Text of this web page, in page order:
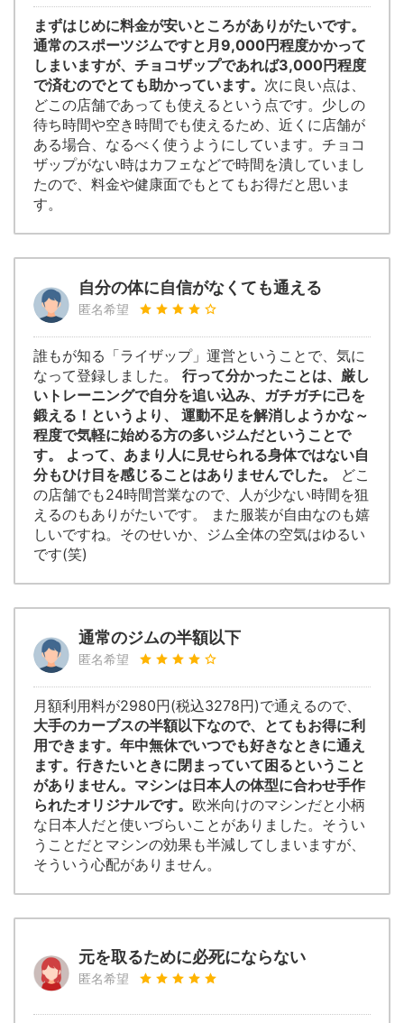
まずはじめに料金が安いところがありがたいです。
通常のスポーツジムですと月9,000円程度かかって
しまいますが、チョコザップであれば3,000円程度
で済むのでとても助かっています。 次に良い点は、
どこの店舗であっても使えるという点です。少しの
待ち時間や空き時間でも使えるため、近くに店舗が
ある場合、なるべく使うようにしています。チョコ
ザップがない時はカフェなどで時間を潰していまし
たので、料金や健康面でもとてもお得だと思いま
す。
自分の体に自信がなくても通える
匿名希望
誰もが知る「ライザップ」運営ということで、気に
なって登録しました。 行って分かったことは、厳し
いトレーニングで自分を追い込み、ガチガチに己を
鍛える！というより、 運動不足を解消しようかな～
程度で気軽に始める方の多いジムだということで
す。 よって、あまり人に見せられる身体ではない自
分もひけ目を感じることはありませんでした。
どこ
の店舗でも24時間営業なので、人が少ない時間を狙
えるのもありがたいです。 また服装が自由なのも嬉
しいですね。そのせいか、ジム全体の空気はゆるい
です(笑)
通常のジムの半額以下
匿名希望
月額利用料が2980円(税込3278円)で通えるので、
大手のカーブスの半額以下なので、とてもお得に利
用できます。年中無休でいつでも好きなときに通え
ます。行きたいときに閉まっていて困るということ
がありません。マシンは日本人の体型に合わせ手作
られたオリジナルです。 欧米向けのマシンだと小柄
な日本人だと使いづらいことがありました。そうい
うことだとマシンの効果も半減してしまいますが、
そういう心配がありません。
元を取るために必死にならない
匿名希望